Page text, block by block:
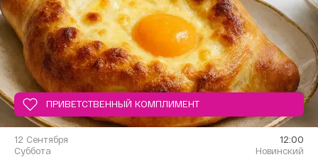
ПРИВЕТСТВЕННЫЙ КОМПЛИМЕНТ
12 Сентября
Суббота
12:00
Новинский